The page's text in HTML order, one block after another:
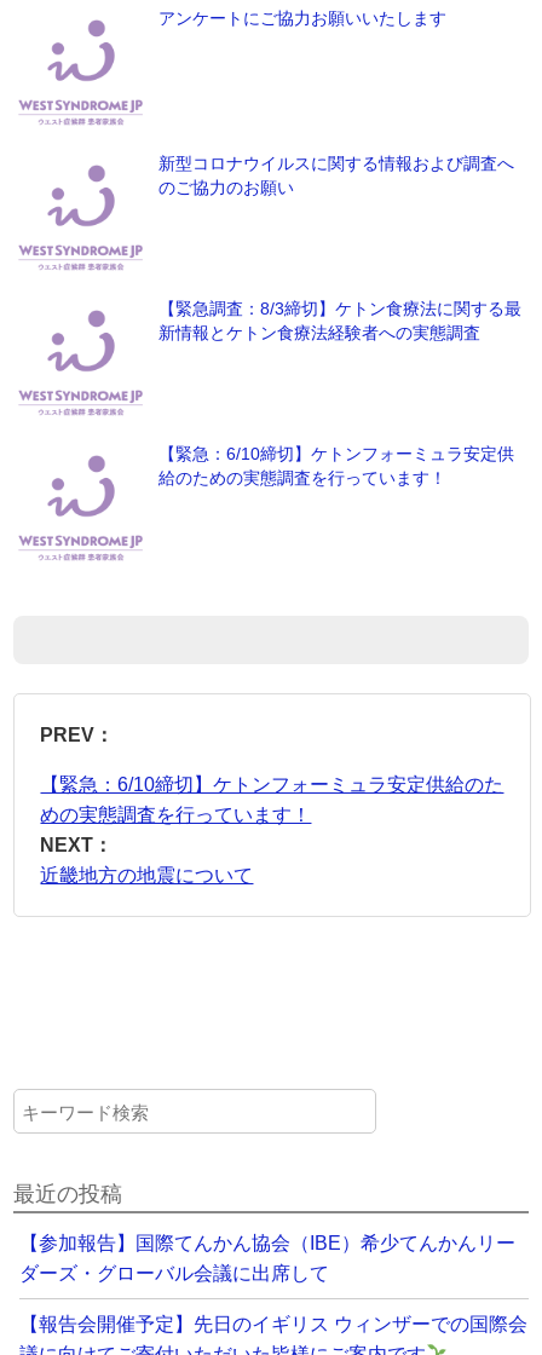
アンケートにご協力お願いいたします
新型コロナウイルスに関する情報および調査へ
のご協力のお願い
【緊急調査：8/3締切】ケトン食療法に関する最
新情報とケトン食療法経験者への実態調査
【緊急：6/10締切】ケトンフォーミュラ安定供
給のための実態調査を行っています！
PREV：
【緊急：6/10締切】ケトンフォーミュラ安定供給のた
めの実態調査を行っています！
NEXT：
近畿地方の地震について
最近の投稿
【参加報告】国際てんかん協会（IBE）希少てんかんリー
ダーズ・グローバル会議に出席して
【報告会開催予定】先日のイギリス ウィンザーでの国際会